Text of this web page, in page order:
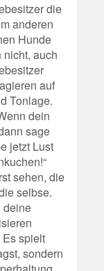
die
anderen
Hunde
auch
auf
Tonlage.
dein
sage
jetzt Lust
sehen, die
selbse.
deine
spielt
sondern